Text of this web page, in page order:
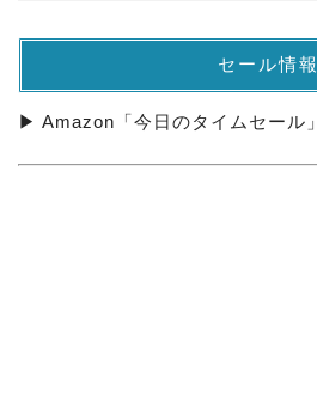
セール情報
▶ Amazon「今日のタイムセール」